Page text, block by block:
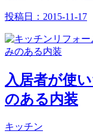
投稿日： 2015-11-17
入居者が使
のある内装
キッチン